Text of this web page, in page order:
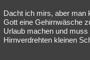
Dacht ich mirs, aber man
Gott eine Gehirnwäsche
Urlaub machen und
Hirnverdrehten kleinen